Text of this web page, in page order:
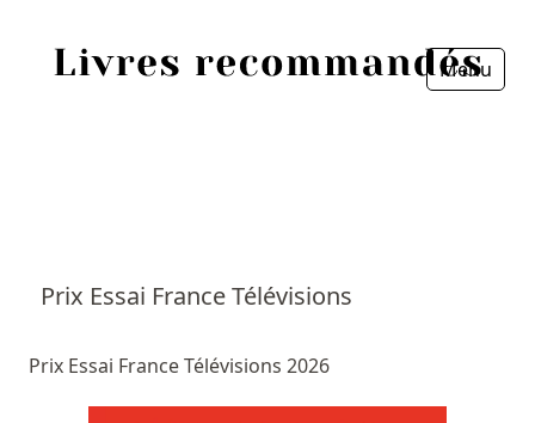
Menu
Prix Essai France Télévisions
Prix Essai France Télévisions 2026
Fermer